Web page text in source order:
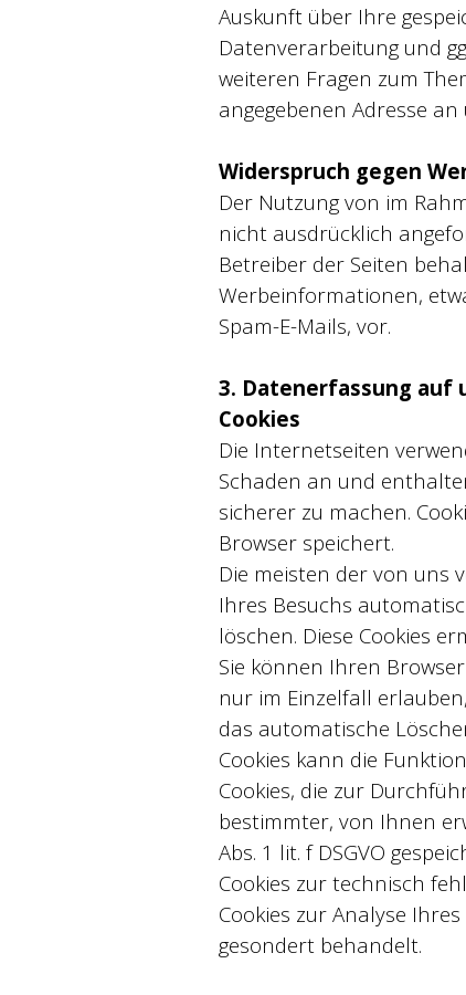
Auskunft über Ihre
Datenverarbeitung und
weiteren Fragen zum
angegebenen Adresse an
Widerspruch gegen
Der Nutzung von im
nicht ausdrücklich
Betreiber der Seiten
Werbeinformationen,
Spam-E-Mails, vor.
3. Datenerfassung auf
Cookies
Die Internetseiten
Schaden an und
sicherer zu machen.
Browser speichert.
Die meisten der von uns
Ihres Besuchs
löschen. Diese Cookies
Sie können Ihren
nur im Einzelfall
das automatische
Cookies kann die
Cookies, die zur
bestimmter, von Ihnen
Abs. 1 lit. f DSGVO
Cookies zur technisch
Cookies zur Analyse
gesondert behandelt.